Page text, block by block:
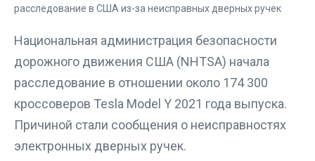
Национальная администрация безопасности
дорожного движения США (NHTSA) начала
расследование в отношении около 174 300
кроссоверов Tesla Model Y 2021 года выпуска.
Причиной стали сообщения о неисправностях
электронных дверных ручек.